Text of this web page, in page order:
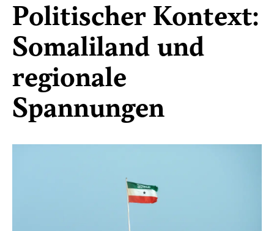
Politischer Kontext:
Somaliland und
regionale
Spannungen